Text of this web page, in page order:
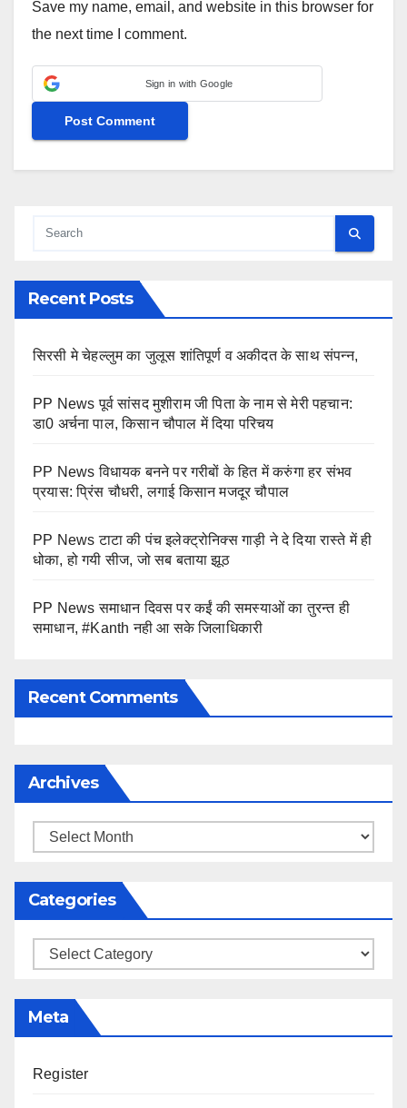
Save my name, email, and website in this browser for
the next time I comment.
Sign in with Google
Recent Posts
सिरसी मे चेहल्लुम का जुलूस शांतिपूर्ण व अकीदत के साथ संपन्न,
PP News पूर्व सांसद मुशीराम जी पिता के नाम से मेरी पहचान:
डा0 अर्चना पाल, किसान चौपाल में दिया परिचय
PP News विधायक बनने पर गरीबों के हित में करुंगा हर संभव
प्रयास: प्रिंस चौधरी, लगाई किसान मजदूर चौपाल
PP News टाटा की पंच इलेक्ट्रोनिक्स गाड़ी ने दे दिया रास्ते में ही
धोका, हो गयी सीज, जो सब बताया झूठ
PP News समाधान दिवस पर कईं की समस्याओं का तुरन्त ही
समाधान, #Kanth नही आ सके जिलाधिकारी
Recent Comments
Archives
Archives
Categories
Categories
Meta
Register